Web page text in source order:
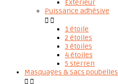
Extérieur
Puissance adhésive
 
1 étoile
2 étoiles
3 étoiles
4 étoiles
5 sterren
Masquages & Sacs poubelles
 